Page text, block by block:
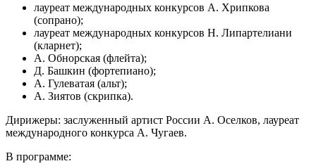
лауреат международных конкурсов А. Хрипкова
(сопрано);
лауреат международных конкурсов Н. Липартелиани
(кларнет);
А. Обнорская (флейта);
Д. Башкин (фортепиано);
А. Гулеватая (альт);
А. Зиятов (скрипка).
Дирижеры: заслуженный артист России А. Оселков, лауреат
международного конкурса А. Чугаев.
В программе: